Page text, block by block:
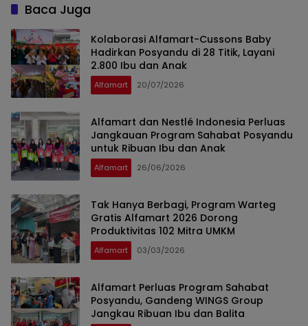
Baca Juga
Kolaborasi Alfamart-Cussons Baby
Hadirkan Posyandu di 28 Titik, Layani
2.800 Ibu dan Anak
Alfamart 20/07/2026
Alfamart dan Nestlé Indonesia Perluas
Jangkauan Program Sahabat Posyandu
untuk Ribuan Ibu dan Anak
Alfamart 26/06/2026
Tak Hanya Berbagi, Program Warteg
Gratis Alfamart 2026 Dorong
Produktivitas 102 Mitra UMKM
Alfamart 03/03/2026
Alfamart Perluas Program Sahabat
Posyandu, Gandeng WINGS Group
Jangkau Ribuan Ibu dan Balita